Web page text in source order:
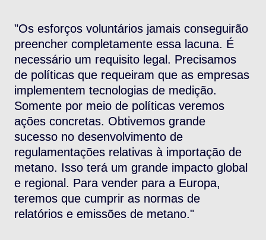
"Os esforços voluntários jamais conseguirão
preencher completamente essa lacuna. É
necessário um requisito legal. Precisamos
de políticas que requeiram que as empresas
implementem tecnologias de medição.
Somente por meio de políticas veremos
ações concretas. Obtivemos grande
sucesso no desenvolvimento de
regulamentações relativas à importação de
metano. Isso terá um grande impacto global
e regional. Para vender para a Europa,
teremos que cumprir as normas de
relatórios e emissões de metano."